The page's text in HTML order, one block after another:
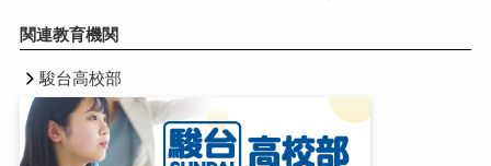
関連教育機関
駿台高校部